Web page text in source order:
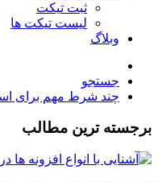
ثبت تیکت
لیست تیکت ها
وبلاگ
جستجو
چند شرط مهم برای
برجسته ترین مطالب